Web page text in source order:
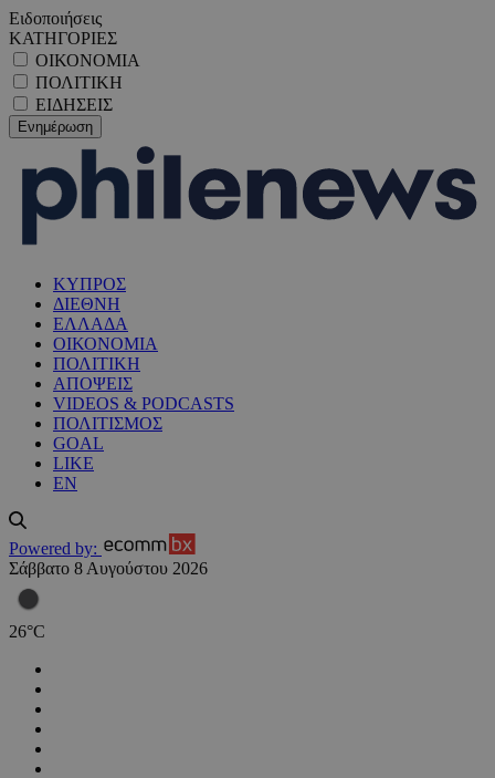
Ειδοποιήσεις
ΚΑΤΗΓΟΡΙΕΣ
ΟΙΚΟΝΟΜΙΑ
ΠΟΛΙΤΙΚΗ
ΕΙΔΗΣΕΙΣ
ΚΥΠΡΟΣ
ΔΙΕΘΝΗ
ΕΛΛΑΔΑ
ΟΙΚΟΝΟΜΙΑ
ΠΟΛΙΤΙΚΗ
ΑΠΟΨΕΙΣ
VIDEOS & PODCASTS
ΠΟΛΙΤΙΣΜΟΣ
GOAL
LIKE
EN
Powered by:
Σάββατο 8 Αυγούστου 2026
26°C